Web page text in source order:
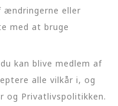
ændringerne eller
med at bruge
kan blive medlem af
alle vilkår i, og
og Privatlivspolitikken.